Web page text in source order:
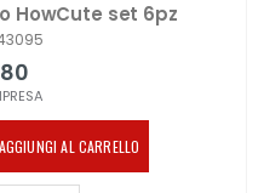
HowCute set 6pz
AGGIUNGI AL CARRELLO